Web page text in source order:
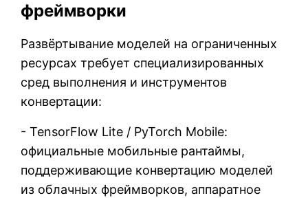
фреймворки
Развёртывание моделей на ограниченных
ресурсах требует специализированных
сред выполнения и инструментов
конвертации:
- TensorFlow Lite / PyTorch Mobile:
официальные мобильные рантаймы,
поддерживающие конвертацию моделей
из облачных фреймворков, аппаратное